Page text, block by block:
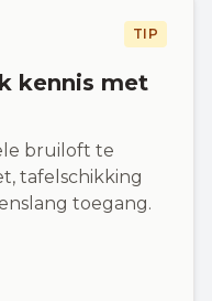
TIP
kennis met
bruiloft te
tafelschikking
toegang.